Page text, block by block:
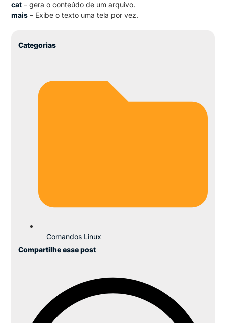
cat – gera o conteúdo de um arquivo.
mais – Exibe o texto uma tela por vez.
Categorias
Comandos Linux
Compartilhe esse post